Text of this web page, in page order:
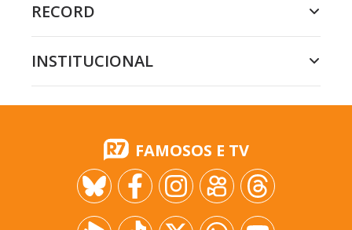
RECORD
INSTITUCIONAL
FAMOSOS E TV